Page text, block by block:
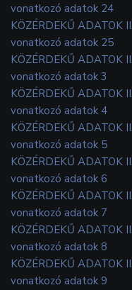
vonatkozó adatok 24
KÖZÉRDEKŰ ADATOK
vonatkozó adatok 25
KÖZÉRDEKŰ ADATOK
vonatkozó adatok 3
KÖZÉRDEKŰ ADATOK
vonatkozó adatok 4
KÖZÉRDEKŰ ADATOK
vonatkozó adatok 5
KÖZÉRDEKŰ ADATOK
vonatkozó adatok 6
KÖZÉRDEKŰ ADATOK
vonatkozó adatok 7
KÖZÉRDEKŰ ADATOK
vonatkozó adatok 8
KÖZÉRDEKŰ ADATOK
vonatkozó adatok 9